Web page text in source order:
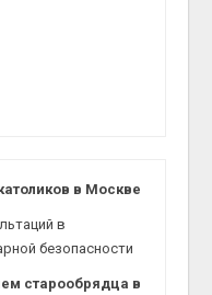
в Москве
в
безопасности
старообрядца в